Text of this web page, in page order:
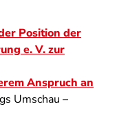
Position der
e. V. zur
Anspruch an
Umschau –